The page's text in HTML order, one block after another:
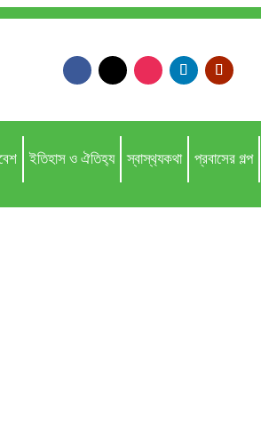
ইতিহাস ও ঐতিহ‌্য স্বাস্থ‌্যকথা প্রবাসের গল্প